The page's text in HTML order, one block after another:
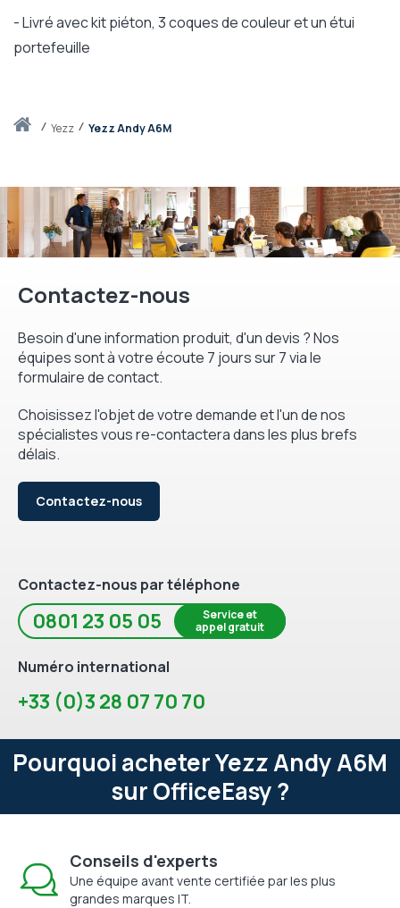
Accueilyezz Yezz Andy A6M
- Livré avec kit piéton, 3 coques de couleur et un étui
portefeuille
Contactez-nous
Besoin d'une information produit, d'un devis ? Nos
équipes sont à votre écoute 7 jours sur 7 via le
formulaire de contact.
Choisissez l'objet de votre demande et l'un de nos
spécialistes vous re-contactera dans les plus brefs
délais.
Contactez-nous
Contactez-nous par téléphone
0801 23 05 05
Service et
appel gratuit
Numéro international
+33 (0)3 28 07 70 70
Pourquoi acheter Yezz Andy A6M
sur OfficeEasy ?
Conseils d'experts
Une équipe avant vente certifiée par les plus
grandes marques IT.